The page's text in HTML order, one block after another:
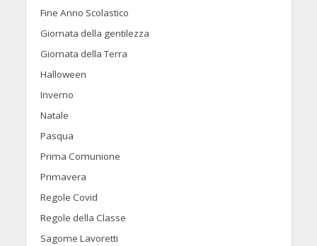
Fine Anno Scolastico
Giornata della gentilezza
Giornata della Terra
Halloween
Inverno
Natale
Pasqua
Prima Comunione
Primavera
Regole Covid
Regole della Classe
Sagome Lavoretti